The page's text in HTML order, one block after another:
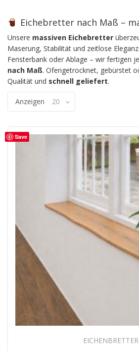
Eichebretter nach Maß –
Unsere massiven Eichebretter
Maserung, Stabilität und zeitlose
Fensterbank oder Ablage – wir fertigen
nach Maß. Ofengetrocknet, gebürstet
Qualität und schnell geliefert.
Anzeigen 20
Save
EICHENBRETTER